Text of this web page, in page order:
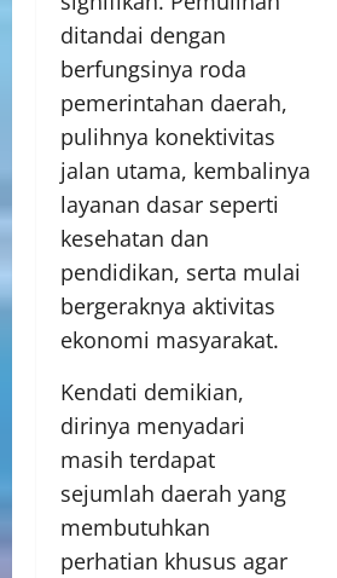
ditandai dengan
berfungsinya roda
pemerintahan daerah,
pulihnya konektivitas
jalan utama, kembalinya
layanan dasar seperti
kesehatan dan
pendidikan, serta mulai
bergeraknya aktivitas
ekonomi masyarakat.
Kendati demikian,
dirinya menyadari
masih terdapat
sejumlah daerah yang
membutuhkan
perhatian khusus agar